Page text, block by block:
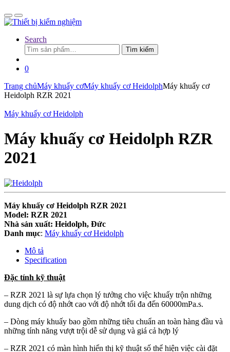
Search
Tìm
kiếm:
Tìm kiếm
0
Trang chủMáy khuấy cơMáy khuấy cơ HeidolphMáy khuấy cơ
Heidolph RZR 2021
Máy khuấy cơ Heidolph
Máy khuấy cơ Heidolph RZR
2021
Máy khuấy cơ Heidolph RZR 2021
Model: RZR 2021
Nhà sản xuất: Heidolph, Đức
Danh mục: Máy khuấy cơ Heidolph
Mô tả
Specification
Đặc tính kỹ thuật
– RZR 2021 là sự lựa chọn lý tưởng cho việc khuấy trộn những
dung dịch có độ nhớt cao với độ nhớt tối đa đến 60000mPa.s.
– Dòng máy khuấy bao gồm những tiêu chuẩn an toàn hàng đầu và
những tính năng vượt trội dễ sử dụng và giá cả hợp lý
– RZR 2021 có màn hình hiển thị kỹ thuật số thể hiện việc cài đặt